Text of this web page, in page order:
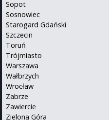
Sopot
Sosnowiec
Starogard Gdański
Szczecin
Toruń
Trójmiasto
Warszawa
Wałbrzych
Wrocław
Zabrze
Zawiercie
Zielona Góra